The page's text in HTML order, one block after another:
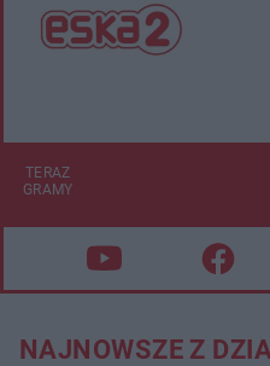
TERAZ
GRAMY
NAJNOWSZE Z